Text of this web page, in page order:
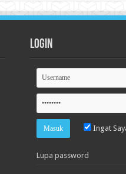
Login
Ingat
Lupa password